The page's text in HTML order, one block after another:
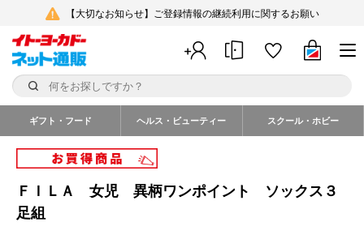
【大切なお知らせ】ご登録情報の継続利用に関するお願い
ギフト・フード ヘルス・ビューティー スクール・ホビー
ＦＩＬＡ 女児 異柄ワンポイント ソックス３
足組